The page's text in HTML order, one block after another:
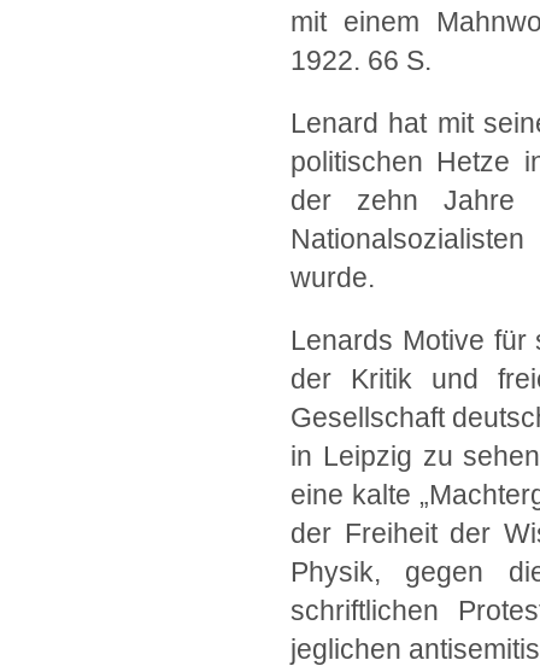
mit einem
1922. 66 S.
Lenard hat mit
politischen Hetze
der zehn Jahre
wurde.
Lenards Motive für
der Kritik und
Gesellschaft
in Leipzig zu
eine kalte
der Freiheit der
Physik, gegen
schriftlichen
jeglichen